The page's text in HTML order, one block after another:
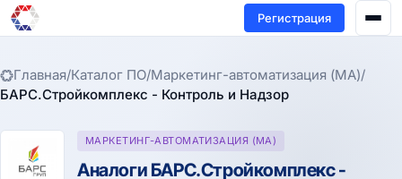
Регистрация
Главная/Каталог ПО/Маркетинг-автоматизация (MA)/
БАРС.Стройкомплекс - Контроль и Надзор
МАРКЕТИНГ-АВТОМАТИЗАЦИЯ (MA)
Аналоги БАРС.Стройкомплекс -